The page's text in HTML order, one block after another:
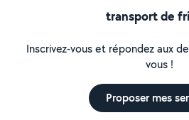
transport de
Inscrivez-vous et répondez aux
vous !
Proposer mes